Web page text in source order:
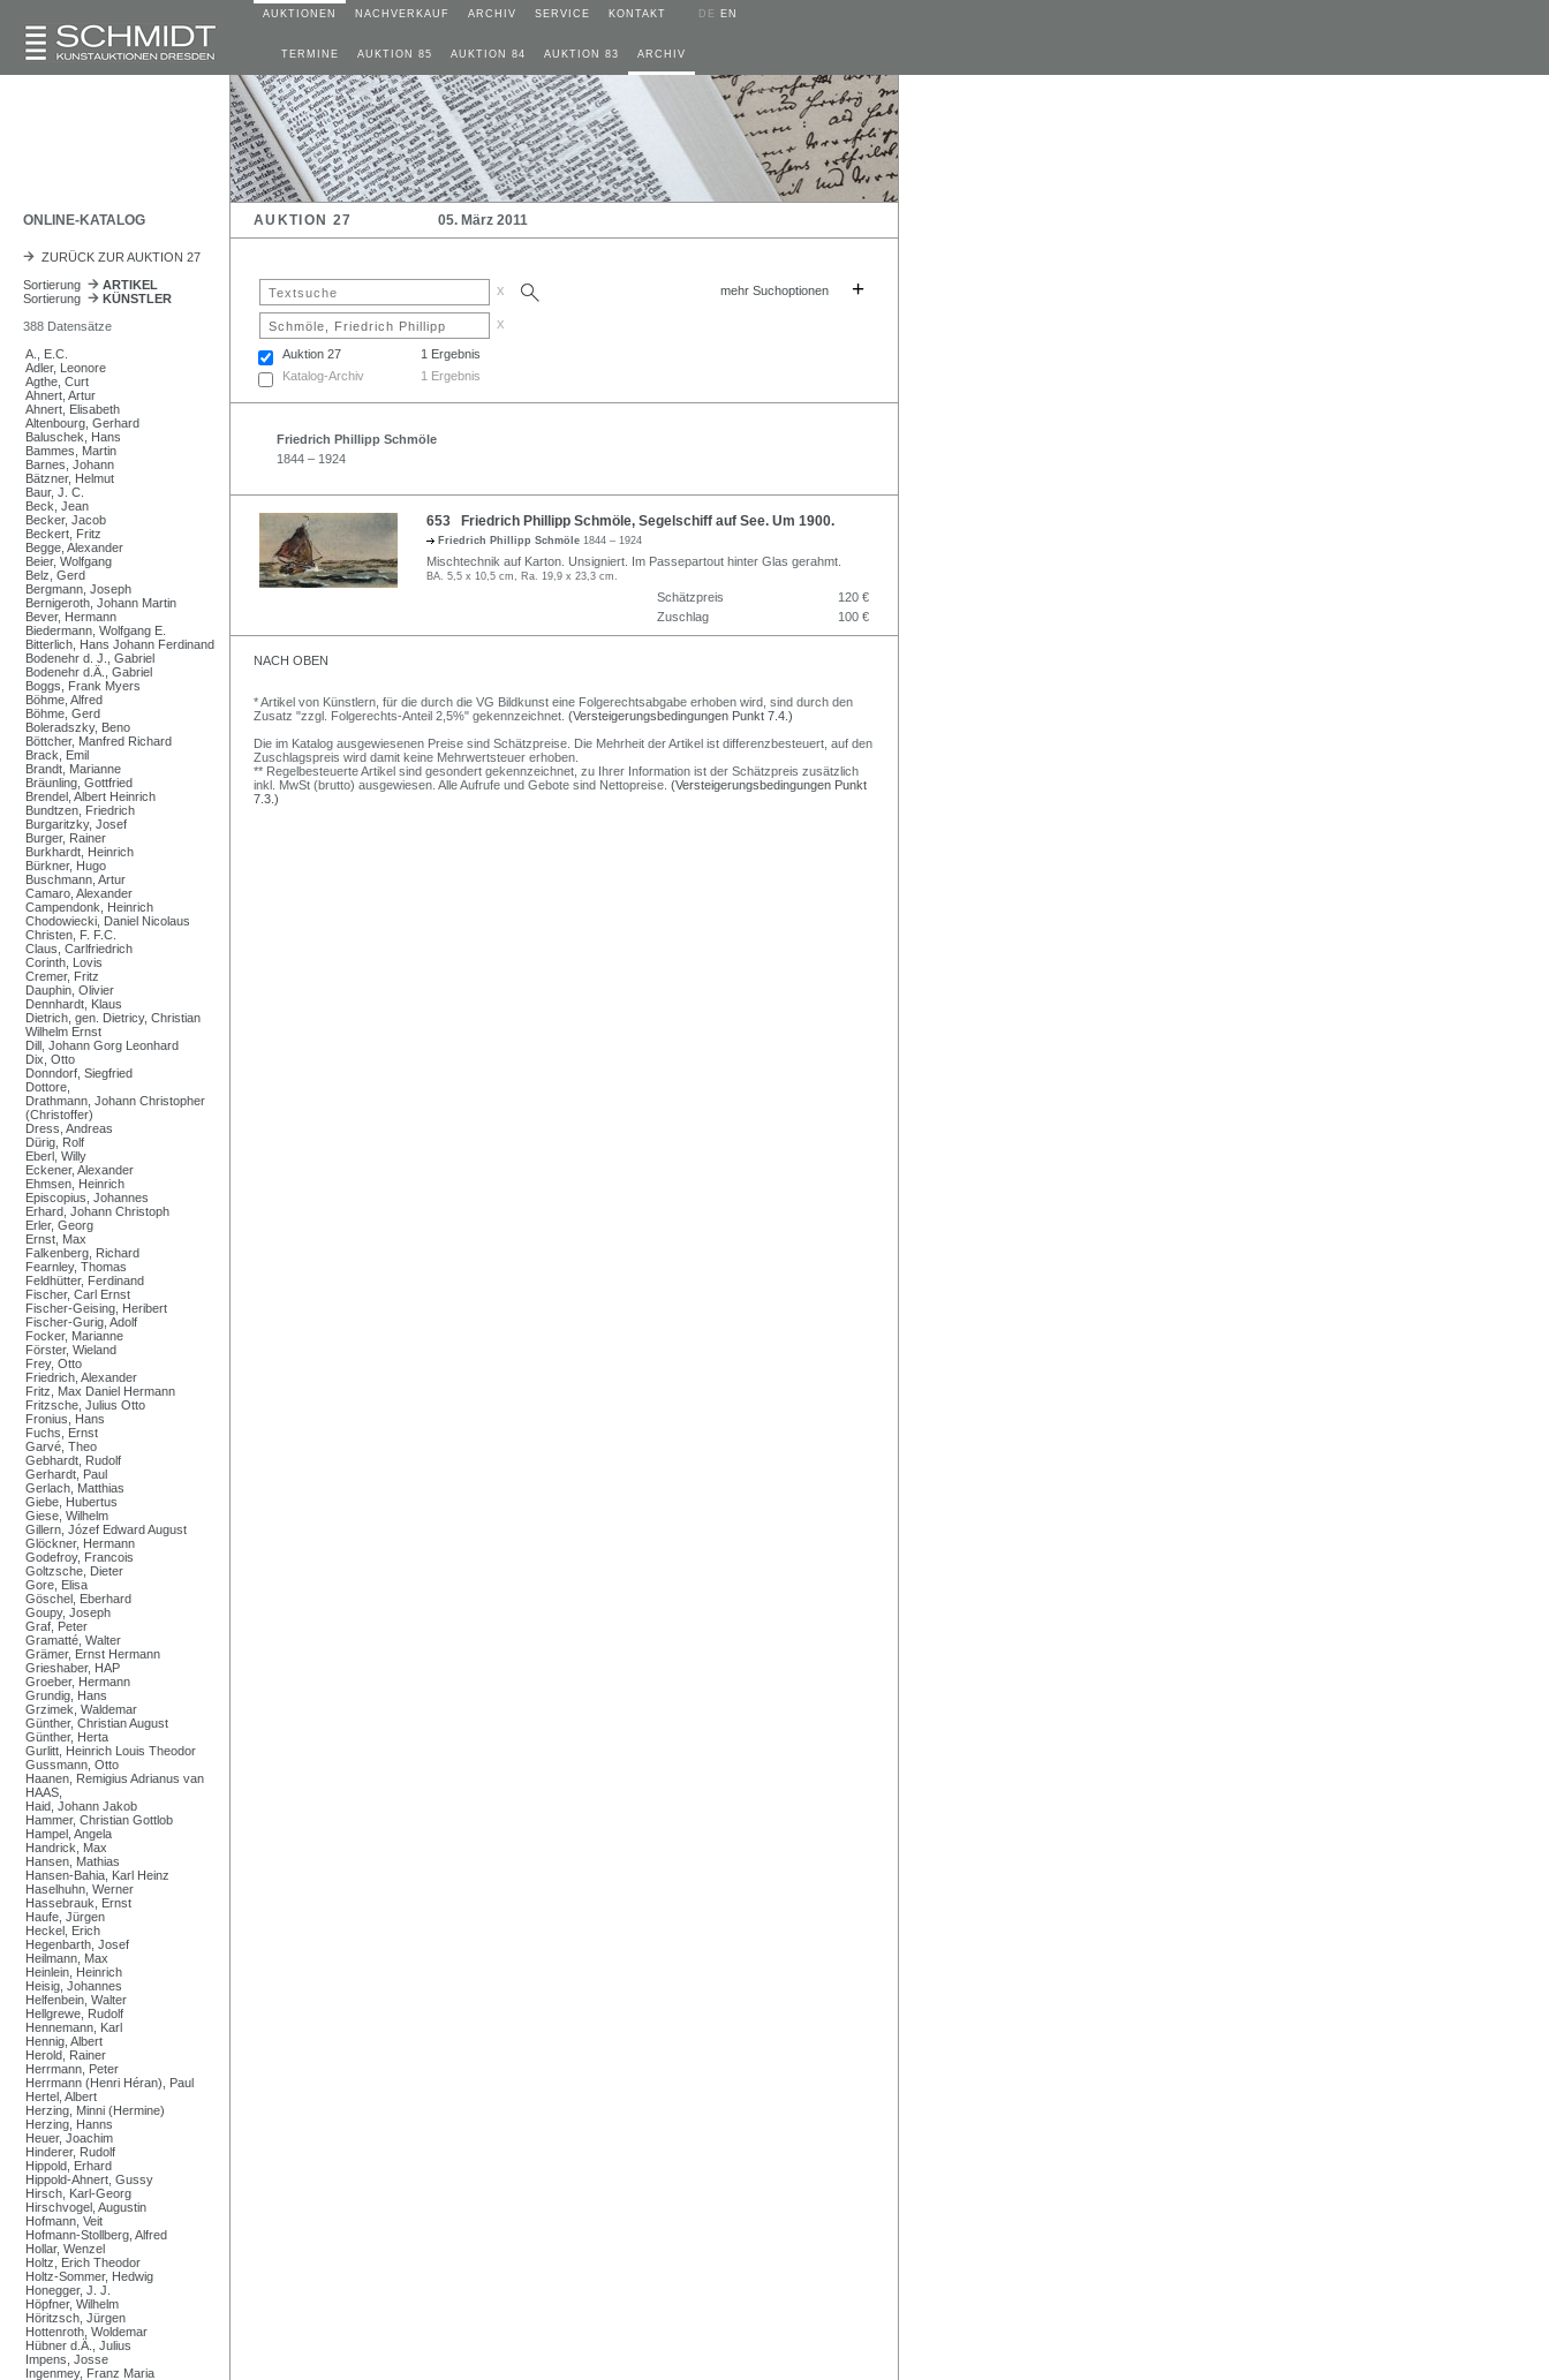
AUKTIONEN NACHVERKAUF ARCHIV SERVICE KONTAKT DE EN
TERMINE AUKTION 85 AUKTION 84 AUKTION 83 ARCHIV
ONLINE-KATALOG AUKTION 27 05. März 2011
ZURÜCK ZUR AUKTION 27
Sortierung
ARTIKEL
Sortierung
KÜNSTLER
388 Datensätze
A., E.C.
Adler, Leonore
Agthe, Curt
Ahnert, Artur
Ahnert, Elisabeth
Altenbourg, Gerhard
Baluschek, Hans
Bammes, Martin
Barnes, Johann
Bätzner, Helmut
Baur, J. C.
Beck, Jean
Becker, Jacob
Beckert, Fritz
Begge, Alexander
Beier, Wolfgang
Belz, Gerd
Bergmann, Joseph
Bernigeroth, Johann Martin
Bever, Hermann
Biedermann, Wolfgang E.
Bitterlich, Hans Johann Ferdinand
Bodenehr d. J., Gabriel
Bodenehr d.Ä., Gabriel
Boggs, Frank Myers
Böhme, Alfred
Böhme, Gerd
Boleradszky, Beno
Böttcher, Manfred Richard
Brack, Emil
Brandt, Marianne
Bräunling, Gottfried
Brendel, Albert Heinrich
Bundtzen, Friedrich
Burgaritzky, Josef
Burger, Rainer
Burkhardt, Heinrich
Bürkner, Hugo
Buschmann, Artur
Camaro, Alexander
Campendonk, Heinrich
Chodowiecki, Daniel Nicolaus
Christen, F. F.C.
Claus, Carlfriedrich
Corinth, Lovis
Cremer, Fritz
Dauphin, Olivier
Dennhardt, Klaus
Dietrich, gen. Dietricy, Christian
Wilhelm Ernst
Dill, Johann Gorg Leonhard
Dix, Otto
Donndorf, Siegfried
Dottore,
Drathmann, Johann Christopher
(Christoffer)
Dress, Andreas
Dürig, Rolf
Eberl, Willy
Eckener, Alexander
Ehmsen, Heinrich
Episcopius, Johannes
Erhard, Johann Christoph
Erler, Georg
Ernst, Max
Falkenberg, Richard
Fearnley, Thomas
Feldhütter, Ferdinand
Fischer, Carl Ernst
Fischer-Geising, Heribert
Fischer-Gurig, Adolf
Focker, Marianne
Förster, Wieland
Frey, Otto
Friedrich, Alexander
Fritz, Max Daniel Hermann
Fritzsche, Julius Otto
Fronius, Hans
Fuchs, Ernst
Garvé, Theo
Gebhardt, Rudolf
Gerhardt, Paul
Gerlach, Matthias
Giebe, Hubertus
Giese, Wilhelm
Gillern, Józef Edward August
Glöckner, Hermann
Godefroy, Francois
Goltzsche, Dieter
Gore, Elisa
Göschel, Eberhard
Goupy, Joseph
Graf, Peter
Gramatté, Walter
Grämer, Ernst Hermann
Grieshaber, HAP
Groeber, Hermann
Grundig, Hans
Grzimek, Waldemar
Günther, Christian August
Günther, Herta
Gurlitt, Heinrich Louis Theodor
Gussmann, Otto
Haanen, Remigius Adrianus van
HAAS,
Haid, Johann Jakob
Hammer, Christian Gottlob
Hampel, Angela
Handrick, Max
Hansen, Mathias
Hansen-Bahia, Karl Heinz
Haselhuhn, Werner
Hassebrauk, Ernst
Haufe, Jürgen
Heckel, Erich
Hegenbarth, Josef
Heilmann, Max
Heinlein, Heinrich
Heisig, Johannes
Helfenbein, Walter
Hellgrewe, Rudolf
Hennemann, Karl
Hennig, Albert
Herold, Rainer
Herrmann, Peter
Herrmann (Henri Héran), Paul
Hertel, Albert
Herzing, Minni (Hermine)
Herzing, Hanns
Heuer, Joachim
Hinderer, Rudolf
Hippold, Erhard
Hippold-Ahnert, Gussy
Hirsch, Karl-Georg
Hirschvogel, Augustin
Hofmann, Veit
Hofmann-Stollberg, Alfred
Hollar, Wenzel
Holtz, Erich Theodor
Holtz-Sommer, Hedwig
Honegger, J. J.
Höpfner, Wilhelm
Höritzsch, Jürgen
Hottenroth, Woldemar
Hübner d.Ä., Julius
Impens, Josse
Ingenmey, Franz Maria
x mehr Suchoptionen +
x
Auktion 27
1 Ergebnis
Katalog-Archiv
1 Ergebnis
Friedrich Phillipp Schmöle
1844 – 1924
653 Friedrich Phillipp Schmöle, Segelschiff auf See. Um 1900.
Friedrich Phillipp Schmöle 1844 – 1924
Mischtechnik auf Karton. Unsigniert. Im Passepartout hinter Glas gerahmt.
BA. 5,5 x 10,5 cm, Ra. 19,9 x 23,3 cm.
Schätzpreis
120 €
Zuschlag
100 €
NACH OBEN
* Artikel von Künstlern, für die durch die VG Bildkunst eine Folgerechtsabgabe erhoben wird, sind durch den
Zusatz "zzgl. Folgerechts-Anteil 2,5%" gekennzeichnet. (Versteigerungsbedingungen Punkt 7.4.)
Die im Katalog ausgewiesenen Preise sind Schätzpreise. Die Mehrheit der Artikel ist differenzbesteuert, auf den
Zuschlagspreis wird damit keine Mehrwertsteuer erhoben.
** Regelbesteuerte Artikel sind gesondert gekennzeichnet, zu Ihrer Information ist der Schätzpreis zusätzlich
inkl. MwSt (brutto) ausgewiesen. Alle Aufrufe und Gebote sind Nettopreise. (Versteigerungsbedingungen Punkt
7.3.)